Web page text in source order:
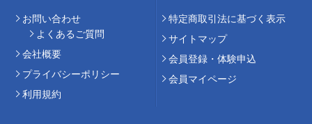
お問い合わせ
よくあるご質問
会社概要
プライバシーポリシー
利用規約
特定商取引法に基づく表示
サイトマップ
会員登録・体験申込
会員マイページ